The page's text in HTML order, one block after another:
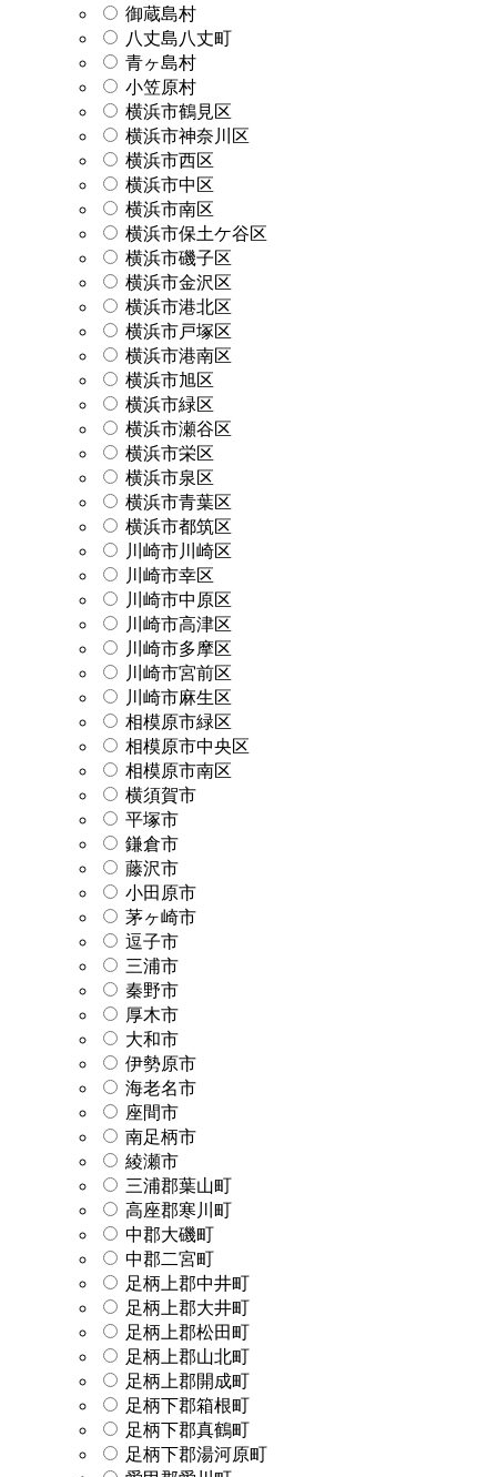
御蔵島村
八丈島八丈町
青ヶ島村
小笠原村
横浜市鶴見区
横浜市神奈川区
横浜市西区
横浜市中区
横浜市南区
横浜市保土ケ谷区
横浜市磯子区
横浜市金沢区
横浜市港北区
横浜市戸塚区
横浜市港南区
横浜市旭区
横浜市緑区
横浜市瀬谷区
横浜市栄区
横浜市泉区
横浜市青葉区
横浜市都筑区
川崎市川崎区
川崎市幸区
川崎市中原区
川崎市高津区
川崎市多摩区
川崎市宮前区
川崎市麻生区
相模原市緑区
相模原市中央区
相模原市南区
横須賀市
平塚市
鎌倉市
藤沢市
小田原市
茅ヶ崎市
逗子市
三浦市
秦野市
厚木市
大和市
伊勢原市
海老名市
座間市
南足柄市
綾瀬市
三浦郡葉山町
高座郡寒川町
中郡大磯町
中郡二宮町
足柄上郡中井町
足柄上郡大井町
足柄上郡松田町
足柄上郡山北町
足柄上郡開成町
足柄下郡箱根町
足柄下郡真鶴町
足柄下郡湯河原町